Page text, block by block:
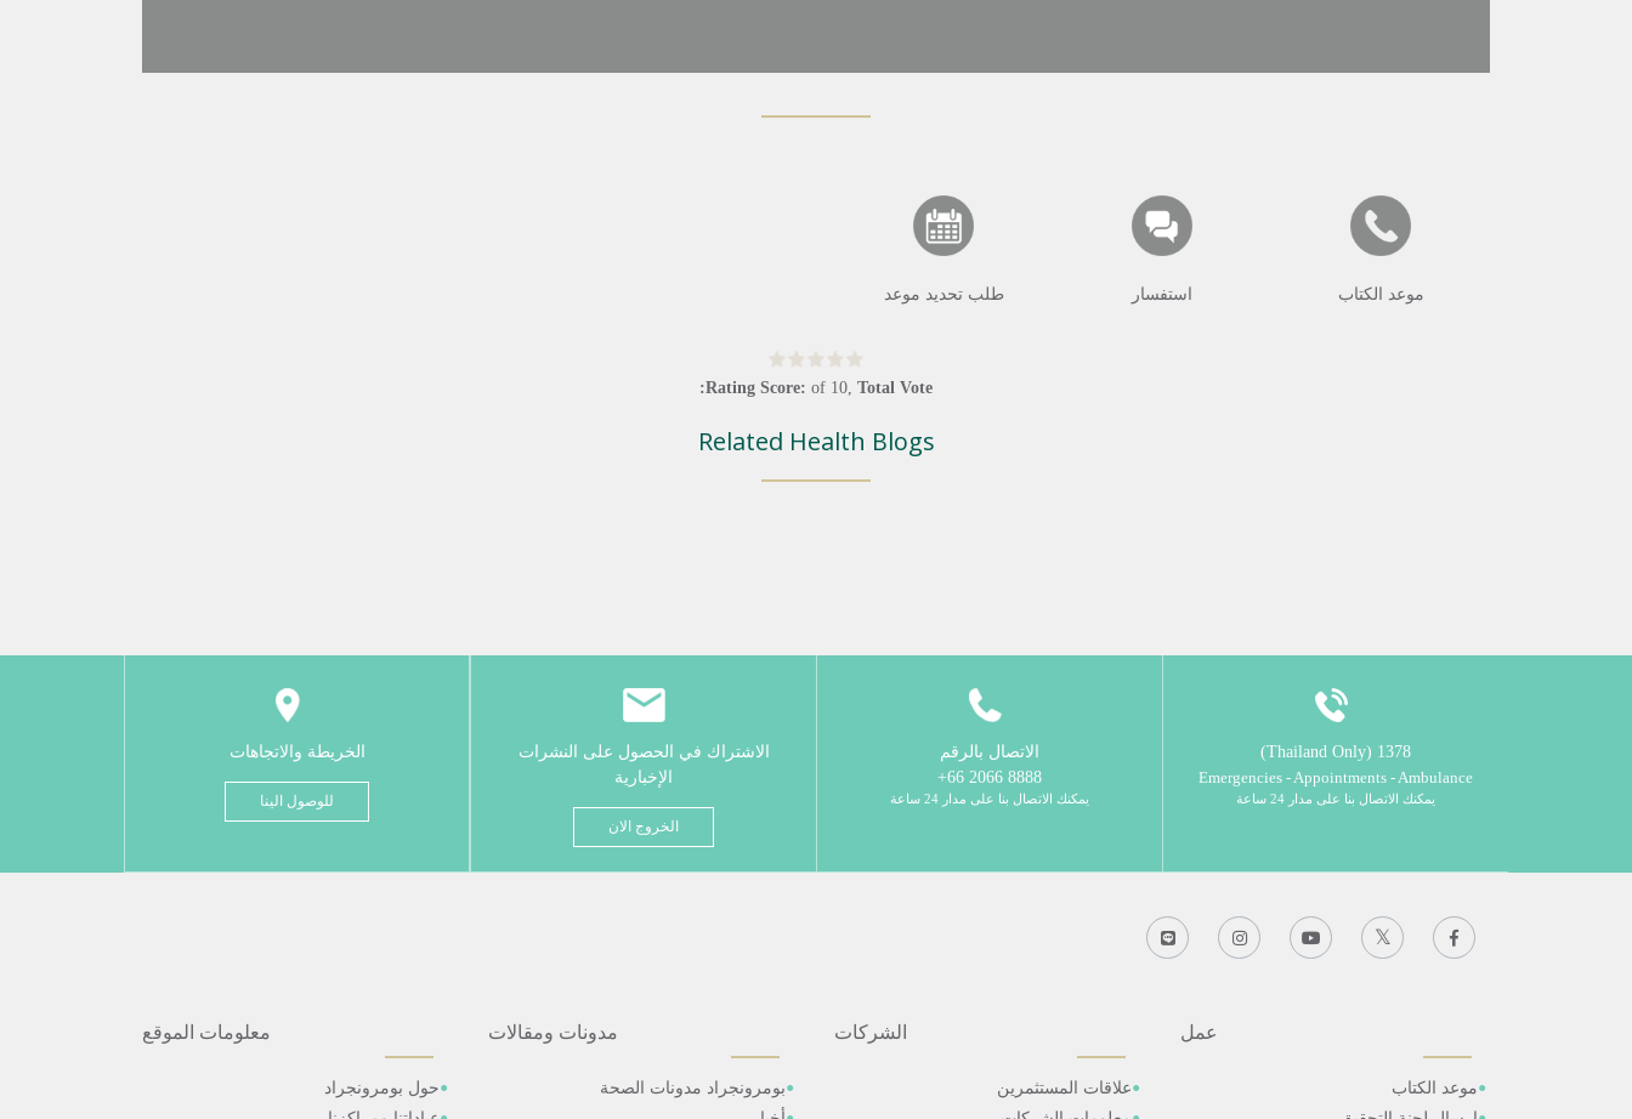
موعد الكتاب استفسار طلب تحديد موعد
Rating Score: of 10 Total Vote:
Related Health Blogs
1378 (Thailand Only)
Emergencies - Appointments - Ambulance
يمكنك الاتصال بنا على مدار 24 ساعة
الاتصال بالرقم
8888 2066 66+
يمكنك الاتصال بنا على مدار 24 ساعة
الاشتراك في الحصول على النشرات
الإخبارية
الخروج الان
الخريطة والاتجاهات
للوصول الينا
عمل
موعد الكتاب
الشركات
علاقات المستثمرين
مدونات ومقالات
بومرونجراد مدونات الصحة
معلومات الموقع
حول بومرونجراد